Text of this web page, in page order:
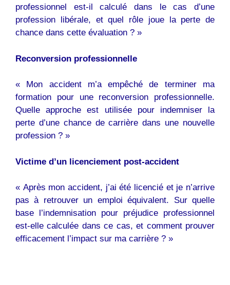
professionnel est-il calculé dans le cas d’une
profession libérale, et quel rôle joue la perte de
chance dans cette évaluation ? »
Reconversion professionnelle
« Mon accident m’a empêché de terminer ma
formation pour une reconversion professionnelle.
Quelle approche est utilisée pour indemniser la
perte d’une chance de carrière dans une nouvelle
profession ? »
Victime d’un licenciement post-accident
« Après mon accident, j’ai été licencié et je n’arrive
pas à retrouver un emploi équivalent. Sur quelle
base l’indemnisation pour préjudice professionnel
est-elle calculée dans ce cas, et comment prouver
efficacement l’impact sur ma carrière ? »